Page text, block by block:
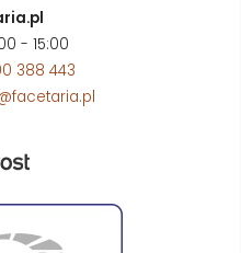
- 15:00
388 443